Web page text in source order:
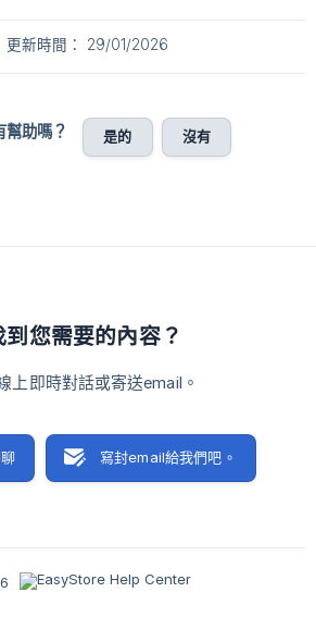
更新時間： 29/01/2026
幫助嗎？ 是的 沒有
到您需要的內容？
上即時對話或寄送email。
寫封email給我們吧。